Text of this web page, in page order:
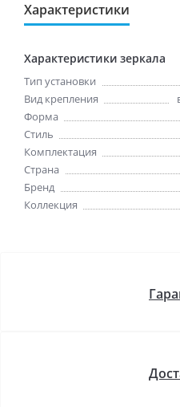
Характеристики
Характеристики зеркала
Тип установки
Вид крепления
Форма
Стиль
Комплектация
Страна
Бренд
Коллекция